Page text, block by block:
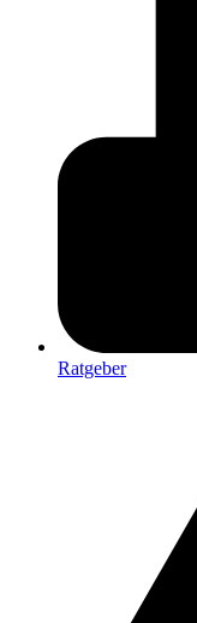
Ratgeber